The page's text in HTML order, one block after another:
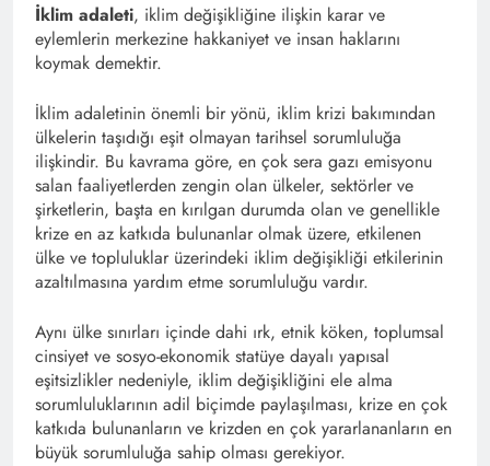
İklim adaleti, iklim değişikliğine ilişkin karar ve
eylemlerin merkezine hakkaniyet ve insan haklarını
koymak demektir.
İklim adaletinin önemli bir yönü, iklim krizi bakımından
ülkelerin taşıdığı eşit olmayan tarihsel sorumluluğa
ilişkindir. Bu kavrama göre, en çok sera gazı emisyonu
salan faaliyetlerden zengin olan ülkeler, sektörler ve
şirketlerin, başta en kırılgan durumda olan ve genellikle
krize en az katkıda bulunanlar olmak üzere, etkilenen
ülke ve topluluklar üzerindeki iklim değişikliği etkilerinin
azaltılmasına yardım etme sorumluluğu vardır.
Aynı ülke sınırları içinde dahi ırk, etnik köken, toplumsal
cinsiyet ve sosyo-ekonomik statüye dayalı yapısal
eşitsizlikler nedeniyle, iklim değişikliğini ele alma
sorumluluklarının adil biçimde paylaşılması, krize en çok
katkıda bulunanların ve krizden en çok yararlananların en
büyük sorumluluğa sahip olması gerekiyor.